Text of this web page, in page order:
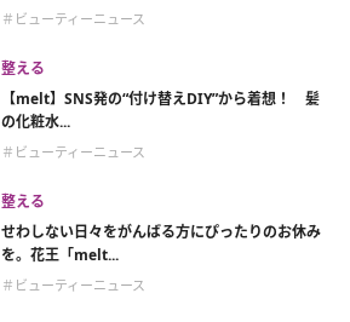
＃ビューティーニュース
整える
【melt】SNS発の“付け替えDIY”から着想！ 髪
の化粧水...
＃ビューティーニュース
整える
せわしない日々をがんばる方にぴったりのお休み
を。花王「melt...
＃ビューティーニュース